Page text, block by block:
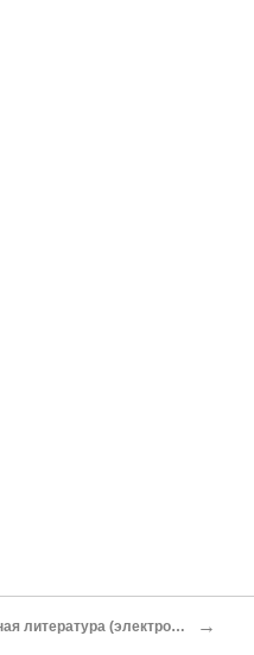
Использованная литература (электронный архив автора) →